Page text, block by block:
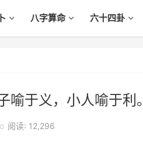
八字算命 六十四卦
喻于义，小人喻于利。
o 阅读: 12,296